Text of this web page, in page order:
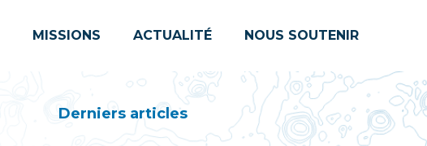
MISSIONS ACTUALITÉ NOUS SOUTENIR
Derniers articles